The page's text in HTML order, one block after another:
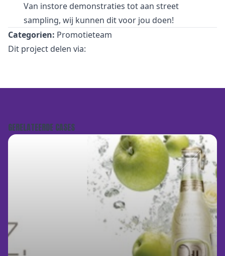
Van instore demonstraties tot aan street
sampling, wij kunnen dit voor jou doen!
Categorien: Promotieteam
Dit project delen via:
GERELATEERDE CASES